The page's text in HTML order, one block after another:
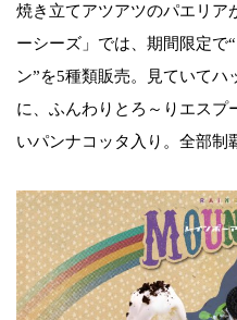
焼き立てアツアツのパエリア
ーシーズ」では、期間限定で
ン”を5種類販売。見ていてハ
に、ふんわりとろ～りエスプ
いパンナコッタ入り。全部制